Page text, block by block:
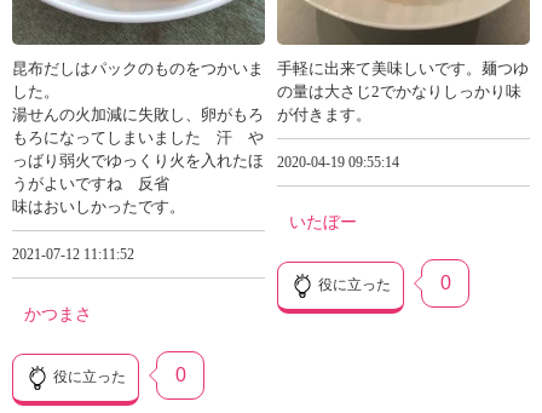
昆布だしはパックのものをつかいま
した。
湯せんの火加減に失敗し、卵がもろ
もろになってしまいました 汗 や
っばり弱火でゆっくり火を入れたほ
うがよいですね 反省
味はおいしかったです。
2021-07-12 11:11:52
かつまさ
役に立った 0
手軽に出来て美味しいです。麺つゆ
の量は大さじ2でかなりしっかり味
が付きます。
2020-04-19 09:55:14
いたぼー
役に立った 0